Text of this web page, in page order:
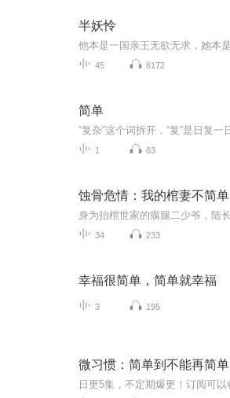
半妖怜
45 6172
简单
1 63
蚀骨危情：我的棺妻不简单
34 233
幸福很简单，简单就幸福
3 195